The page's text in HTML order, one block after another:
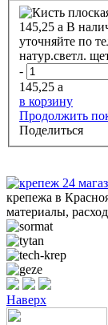
145,25 a В
уточняйте по
-
145,25 a
в корзину
Продолжить
Поделиться
крепежа в
материалы,
Наверх